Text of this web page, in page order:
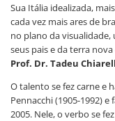
Sua Itália idealizada,
cada vez mais ares de
no plano da
seus pais e da terra
Prof. Dr. Tadeu
O talento se fez carne e
Pennacchi (1905-1992)
2005. Nele, o verbo se